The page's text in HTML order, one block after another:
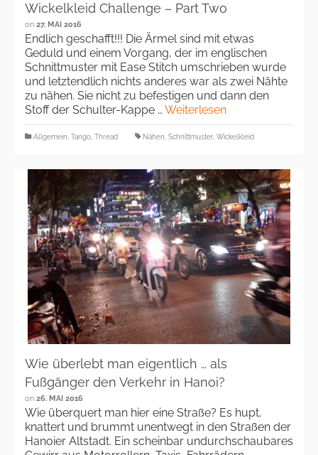
Wickelkleid Challenge – Part Two
on 27. MAI 2016
Endlich geschafft!!! Die Ärmel sind mit etwas
Geduld und einem Vorgang, der im englischen
Schnittmuster mit Ease Stitch umschrieben wurde
und letztendlich nichts anderes war als zwei Nähte
zu nähen. Sie nicht zu befestigen und dann den
Stoff der Schulter-Kappe …Weiterlesen
Allgemein, Tango, Thread Nähen, Schnittmuster, Wickelkleid
Wie überlebt man eigentlich … als
Fußgänger den Verkehr in Hanoi?
on 26. MAI 2016
Wie überquert man hier eine Straße? Es hupt,
knattert und brummt unentwegt in den Straßen der
Hanoier Altstadt. Ein scheinbar undurchschaubares